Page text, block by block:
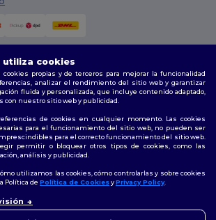
Todos los derechos reservados
| Política de personalización|Política de
Cookies |Mapa del sitio
|Seville|Zaragoza|Málaga|Murcia|
utiliza cookies
propias y de terceros para mejorar la funcionalidad
analizar el rendimiento del sitio web y garantizar
fluida y personalizada, que incluye contenido adaptado,
nuestro sitio web y publicidad.
de cookies en cualquier momento. Las cookies
para el funcionamiento del sitio web, no pueden ser
para el correcto funcionamiento del sitio web.
permitir o bloquear otros tipos de cookies, como las
análisis y publicidad.
utilizamos las cookies, cómo controlarlas y sobre cookies
Política de Política de CookiesyPrivacy Policy.